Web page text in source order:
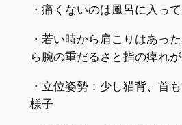
・痛くないのは風呂に入っ
・若い時から肩こりはあっ
ら腕の重だるさと指の痺れ
・立位姿勢：少し猫背、首
様子